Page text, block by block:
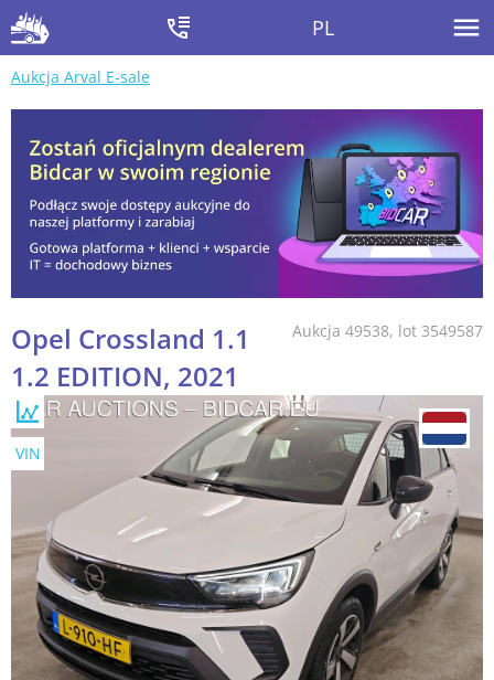
PL
Aukcja Arval E-sale
Aukcja 49538, lot 3549587
Opel Crossland 1.1
1.2 EDITION, 2021
VIN